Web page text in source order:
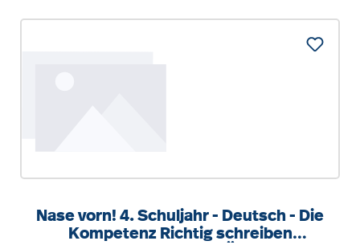
Nase vorn! 4. Schuljahr - Deutsch - Die
Kompetenz Richtig schreiben